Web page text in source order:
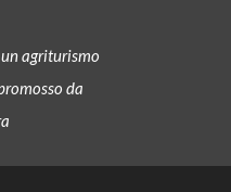
agriturismo
da